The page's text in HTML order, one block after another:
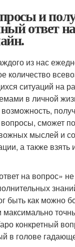
и
ответ
из нас
количество
ситуаций на
в личной
сможет
мыслей и
а также взять
на вопрос» не
быть как можно
конкретный
в голове